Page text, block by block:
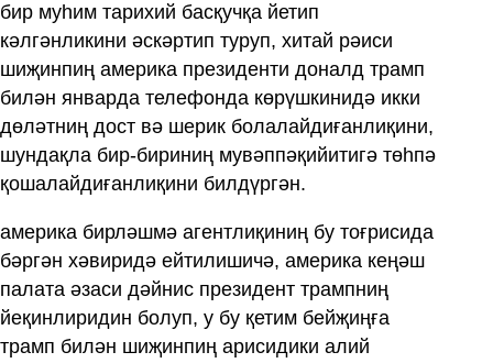
бир муһим тарихий басқучқа йетип
кәлгәнликини әскәртип туруп, хитай рәиси
шиҗинпиң америка президенти доналд трамп
билән январда телефонда көрүшкинидә икки
дөләтниң дост вә шерик болалайдиғанлиқини,
шундақла бир-бириниң мувәппәқийитигә төһпә
қошалайдиғанлиқини билдүргән.
америка бирләшмә агентлиқиниң бу тоғрисида
бәргән хәвиридә ейтилишичә, америка кеңәш
палата әзаси дәйнис президент трампниң
йеқинлиридин болуп, у бу қетим бейҗиңға
трамп билән шиҗинпиң арисидики алий